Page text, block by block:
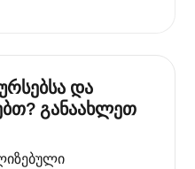
და
განაახლეთ